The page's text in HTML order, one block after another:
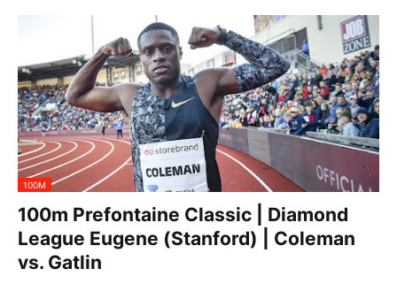
100M
100m Prefontaine Classic | Diamond
League Eugene (Stanford) | Coleman
vs. Gatlin